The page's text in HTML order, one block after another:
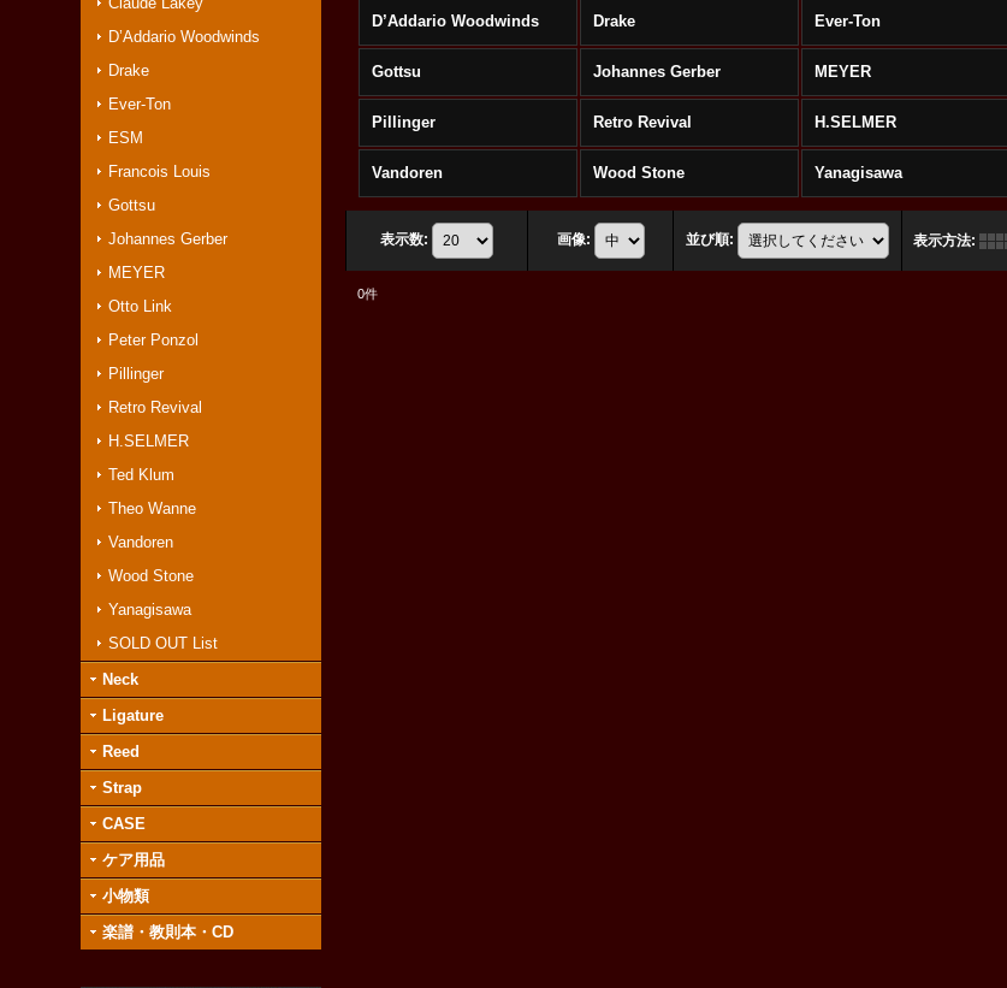
D’Addario Woodwinds
Drake
Ever-Ton
ESM
Francois Louis
Gottsu
Johannes Gerber
MEYER
Otto Link
Peter Ponzol
Pillinger
Retro Revival
H.SELMER
Ted Klum
Theo Wanne
Vandoren
Wood Stone
Yanagisawa
SOLD OUT List
Neck
Ligature
Reed
Strap
CASE
ケア用品
小物類
楽譜・教則本・CD
D’Addario Woodwinds Drake Ever-Ton
Gottsu Johannes Gerber MEYER
Pillinger Retro Revival H.SELMER
Vandoren Wood Stone Yanagisawa
表示数: 画像: 並び順: 表示方法:
0件